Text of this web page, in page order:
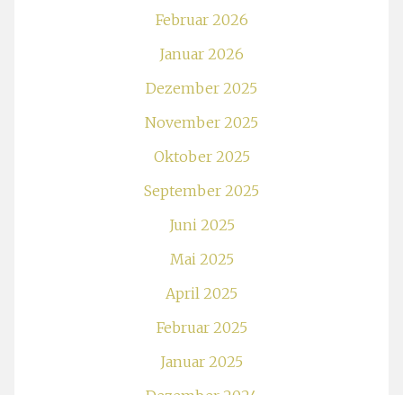
Februar 2026
Januar 2026
Dezember 2025
November 2025
Oktober 2025
September 2025
Juni 2025
Mai 2025
April 2025
Februar 2025
Januar 2025